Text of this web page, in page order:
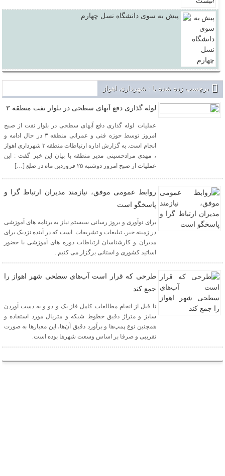
پیش به سوی دانشگاه نسل چهارم
برچسب زده شده با : شهرداری اهواز
لوله گذاری دفع آبهای سطحی در بلوار نفت منطقه ۳
عملیات لوله گذاری دفع آبهای سطحی در بلوار نفت از صبح
امروز توسط حوزه فنی و عمرانی منطقه ۳ در حال ادامه و
انجام است. به گزارش اداره ارتباطات منطقه ۳ شهرداری اهواز
، مهدی مرادحسینی مدیر منطقه با بیان این خبر گفت : این
عملیات از صبح امروز دوشنبه ۲۵ فروردین ماه در ضلع […]
روابط عمومی موفق، نیازمند مدیران ارتباط گرا و
پاسخگو است
برای نوآوری و بروز رسانی سیستم نیاز به برنامه های آموزشی
در زمینه خبر، تبلیغات و تشریفات است که در آینده نزدیک برای
مدیران و کارشناسان ارتباطات دوره های آموزشی با حضور
اساتید کشوری و استانی برگزار می کنیم .
طرحی که قرار است آب‌های سطحی شهر اهواز را
جمع کند
تا قبل از انجام مطالعات کامل فاز یک و دو و به دست آوردن
سایز و متراژ دقیق خطوط شبکه و متریال مورد استفاده و
همچنین نوع پمپ‌ها و برآورد دقیق آن‌ها، این معیارها به صورت
تقریبی و صرفا بر اساس وسعت شهرها بوده است.